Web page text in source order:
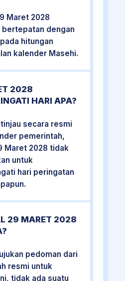
Maret 2028
dengan
pada hitungan
kalender Masehi.
2028
HARI APA?
secara resmi
pemerintah,
Maret 2028 tidak
untuk
hari peringatan
29 MARET 2028
pedoman dari
resmi untuk
tidak ada suatu